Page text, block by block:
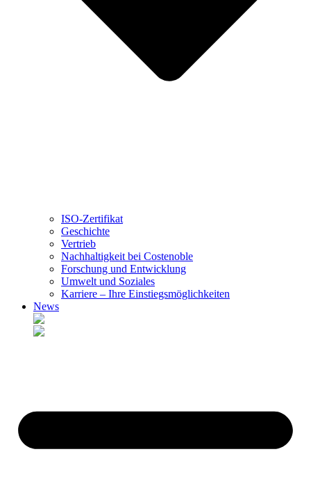
ISO-Zertifikat
Geschichte
Vertrieb
Nachhaltigkeit bei Costenoble
Forschung und Entwicklung
Umwelt und Soziales
Karriere – Ihre Einstiegsmöglichkeiten
News